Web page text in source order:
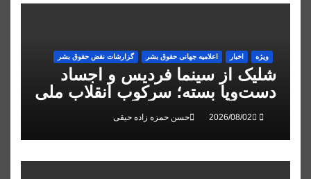
ویژه اخبار اعلاميه جهانی حقوق بشر گزارشات نقض حقوق بشر
شلیک از سینما فردیس و اجساد
دست‌وپا بسته؛ سرکوب انقلاب ملی
در البرز
حسن حمزه زاده حیقی